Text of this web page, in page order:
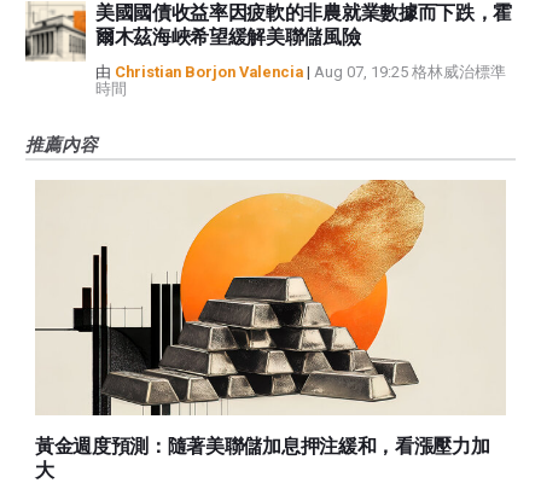
美國國債收益率因疲軟的非農就業數據而下跌，霍
爾木茲海峽希望緩解美聯儲風險
由 Christian Borjon Valencia | Aug 07, 19:25 格林威治標準
時間
推薦內容
黃金週度預測：隨著美聯儲加息押注緩和，看漲壓力加
大